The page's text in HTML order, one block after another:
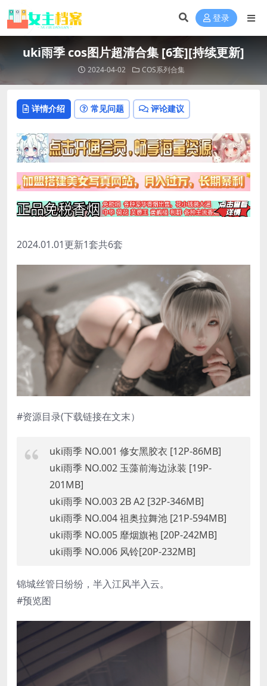
登录
uki雨季 cos图片超清合集 [6套][持续更新]
2024-04-02 COS系列合集
详情介绍 常见问题 评论建议
2024.01.01更新1套共6套
#资源目录(下载链接在文末）
uki雨季 NO.001 修女黑胶衣 [12P-86MB]
uki雨季 NO.002 玉藻前海边泳装 [19P-
201MB]
uki雨季 NO.003 2B A2 [32P-346MB]
uki雨季 NO.004 祖奥拉舞池 [21P-594MB]
uki雨季 NO.005 靡烟旗袍 [20P-242MB]
uki雨季 NO.006 风铃[20P-232MB]
锦城丝管日纷纷，半入江风半入云。
#预览图